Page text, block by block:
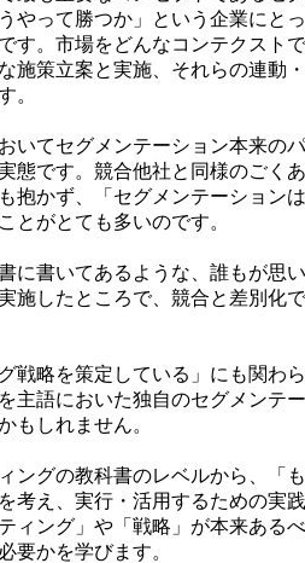
やって勝つか」という企業にと
す。市場をどんなコンテクスト
施策立案と実施、それらの連動
。
いてセグメンテーション本来の
態です。競合他社と同様のごく
抱かず、「セグメンテーション
とがとても多いのです。
に書いてあるような、誰もが思
施したところで、競合と差別化
戦略を策定している」にも関わ
主語においた独自のセグメンテ
もしれません。
ングの教科書のレベルから、「
考え、実行・活用するための実
ィング」や「戦略」が本来ある
要かを学びます。